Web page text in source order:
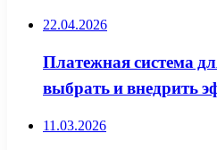
22.04.2026
Платежная система
выбрать и внедрить
11.03.2026